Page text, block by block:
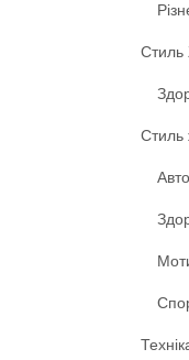
Стиль
Стиль
Авто